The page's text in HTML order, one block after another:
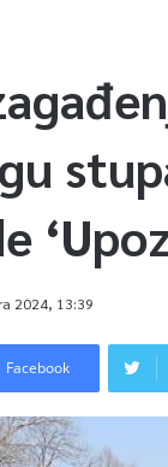
2024, 13:39
Facebook